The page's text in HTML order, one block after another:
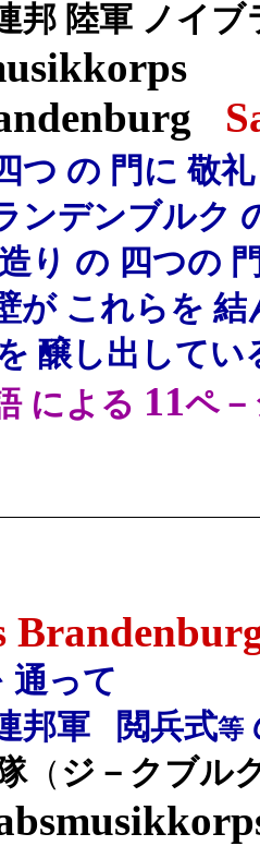
邦 陸軍 ノイ
つ の 門に 敬礼
ンデンブルク
り の 四つの
が これらを
醸し出してい
による 11ペ
通って
邦軍
閲兵式等
（ ジ－クブル